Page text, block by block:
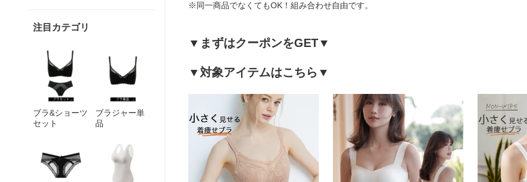
注目カテゴリ
ブラ&ショーツ
セット
ブラジャー単
品
※同一商品でなくてもOK！組み合わせ自由です。
▼まずはクーポンをGET▼
▼対象アイテムはこちら▼